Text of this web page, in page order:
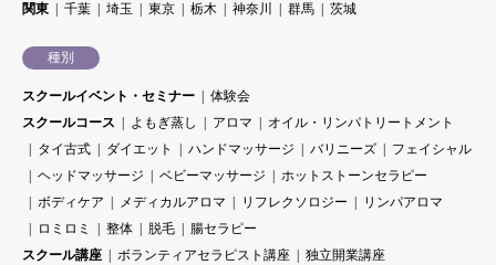
関東
千葉 埼玉 東京 栃木 神奈川 群馬 茨城
種別
スクールイベント・セミナー
体験会
スクールコース
よもぎ蒸し アロマ
オイル・リンパトリートメント
タイ古式
ダイエット ハンドマッサージ バリニーズ
フェイシャル
ヘッドマッサージ
ベビーマッサージ
ホットストーンセラピー
ボディケア
メディカルアロマ リフレクソロジー
リンパアロマ
ロミロミ
整体 脱毛
腸セラピー
スクール講座
ボランティアセラピスト講座 独立開業講座